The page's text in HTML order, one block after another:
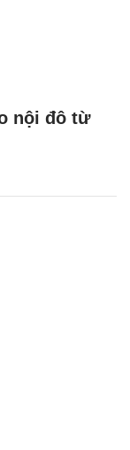
nội đô từ